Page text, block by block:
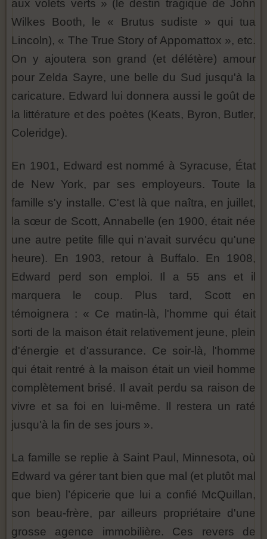
aux volets verts » (le destin tragique de John
Wilkes Booth, le « Brutus sudiste » qui tua
Lincoln), « The True Story of Appomattox », etc.
On y ajoutera son grand (et délétère) amour
pour Zelda Sayre, une belle du Sud jusqu'à la
caricature. Edward lui donnera aussi le goût de
la littérature et des poètes (Keats, Byron, Butler,
Coleridge).
En 1901, Edward est nommé à Syracuse, État
de New York, par ses employeurs. Toute la
famille s'y installe. C'est là que naîtra, en juillet,
la sœur de Scott, Annabelle (en 1900, était née
une autre petite fille qui n'avait survécu qu'une
heure). En 1903, retour à Buffalo. En 1908,
Edward perd son emploi. Il a 55 ans et il
marquera le coup. Plus tard, Scott en
témoignera : « Ce matin-là, l'homme qui était
sorti de la maison était relativement jeune, plein
d'énergie et d'assurance. Ce soir-là, l'homme
qui était rentré à la maison était un vieil homme
complètement brisé. Il avait perdu sa raison de
vivre et sa foi en lui-même. Il restera un raté
jusqu'à la fin de ses jours ».
La famille se replie à Saint Paul, Minnesota, où
Edward va gérer tant bien que mal (et plutôt mal
que bien) l’épicerie que lui a confié McQuillan,
son beau-frère, par ailleurs propriétaire d'une
grosse agence immobilière. Ces revers de